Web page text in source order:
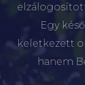
Egy
keletkezett
hanem